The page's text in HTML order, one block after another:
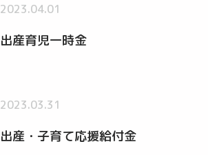
2023.04.01
出産育児一時金
2023.03.31
出産・子育て応援給付金